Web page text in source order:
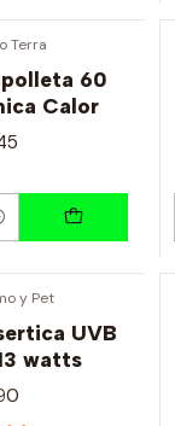
Terra
60
Calor
y Pet
UVB
watts